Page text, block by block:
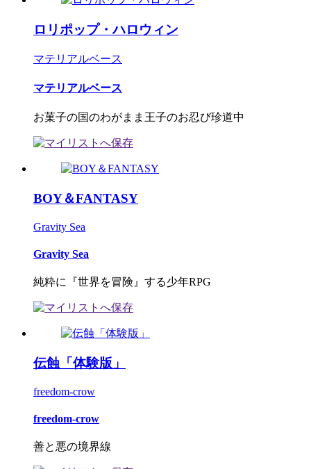
ロリポップ・ハロウィン
マテリアルベース
マテリアルベース
お菓子の国のわがまま王子のお忍び珍道中
BOY＆FANTASY
Gravity Sea
Gravity Sea
純粋に『世界を冒険』する少年RPG
伝蝕「体験版」
freedom-crow
freedom-crow
善と悪の境界線